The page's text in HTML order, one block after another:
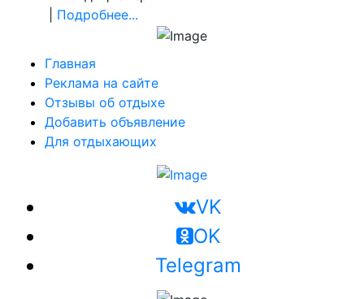
Подробнее...
Главная
Реклама на сайте
Отзывы об отдыхе
Добавить объявление
Для отдыхающих
VK
OK
Telegram